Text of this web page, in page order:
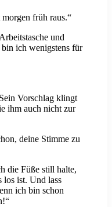
früh raus.“
und
ich wenigstens für
Vorschlag klingt
ihm auch nicht zur
deine Stimme zu
die Füße still halte,
los ist. Und lass
ich bin schon